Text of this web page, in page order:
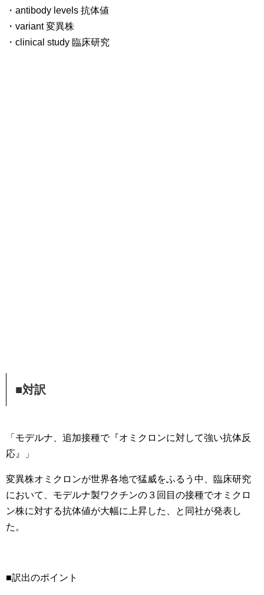
・antibody levels 抗体値
・variant 変異株
・clinical study 臨床研究
■対訳
「モデルナ、追加接種で『オミクロンに対して強い抗体反
応』」
変異株オミクロンが世界各地で猛威をふるう中、臨床研究
において、モデルナ製ワクチンの３回目の接種でオミクロ
ン株に対する抗体値が大幅に上昇した、と同社が発表し
た。
■訳出のポイント